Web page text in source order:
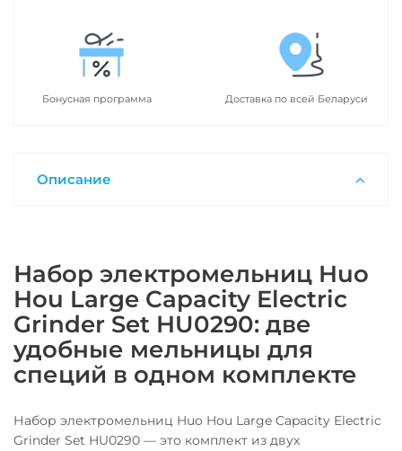
Бонусная программа Доставка по всей Беларуси
Описание
Набор электромельниц Huo
Hou Large Capacity Electric
Grinder Set HU0290: две
удобные мельницы для
специй в одном комплекте
Набор электромельниц Huo Hou Large Capacity Electric
Grinder Set HU0290 — это комплект из двух